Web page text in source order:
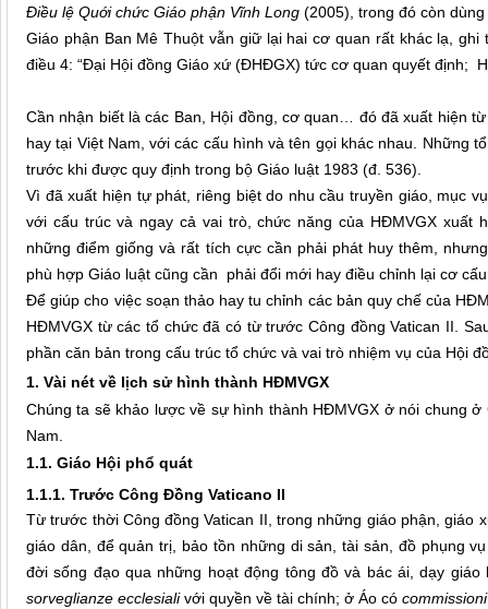
Điều lệ Quới chức Giáo phận Vĩnh Long (2005), trong đó còn
Giáo phận Ban Mê Thuột vẫn giữ lại hai cơ quan rất khác lạ, ghi
điều 4: “Đại Hội đồng Giáo xứ (ĐHĐGX) tức cơ quan quyết định;
Cần nhận biết là các Ban, Hội đồng, cơ quan… đó đã xuất hiện
hay tại Việt Nam, với các cấu hình và tên gọi khác nhau. Những
trước khi được quy định trong bộ Giáo luật 1983 (đ. 536).
Vì đã xuất hiện tự phát, riêng biệt do nhu cầu truyền giáo, mục
với cấu trúc và ngay cả vai trò, chức năng của HĐMVGX xuất
những điểm giống và rất tích cực cần phải phát huy thêm,
phù hợp Giáo luật cũng cần phải đổi mới hay điều chỉnh lại cơ
Để giúp cho việc soạn thảo hay tu chỉnh các bản quy chế của
HĐMVGX từ các tổ chức đã có từ trước Công đồng Vatican II.
phần căn bản trong cấu trúc tổ chức và vai trò nhiệm vụ của Hội
1. Vài nét về lịch sử hình thành HĐMVGX
Chúng ta sẽ khảo lược về sự hình thành HĐMVGX ở nói chung
Nam.
1.1. Giáo Hội phổ quát
1.1.1. Trước Công Đồng Vaticano II
Từ trước thời Công đồng Vatican II, trong những giáo phận,
giáo dân, để quản trị, bảo tồn những di sản, tài sản, đồ phụng
đời sống đạo qua những hoạt động tông đồ và bác ái, dạy
sorveglianze ecclesialivới quyền về tài chính; ở Áo có